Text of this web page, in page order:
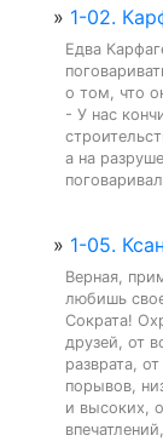
» 1-02.
Едва
о том, что
- У нас
а на
» 1-05.
Верная,
любишь
Сократа!
друзей, от
разврата,
порывов,
и высоких,